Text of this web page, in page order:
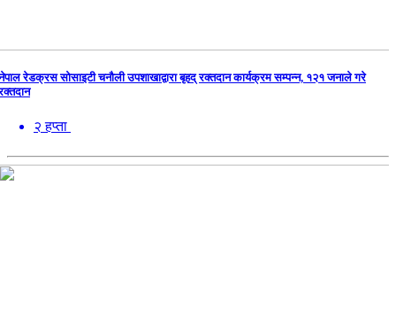
रेडक्रस सोसाइटी चनौली उपशाखाद्वारा बृहद् रक्तदान कार्यक्रम सम्पन्न, १२१ जनाले गरे
२ हप्ता